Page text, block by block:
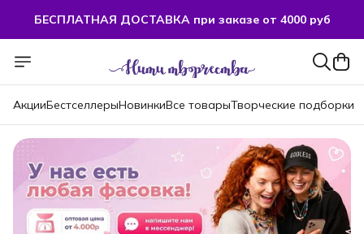
БЕСПЛАТНАЯ ДОСТАВКА при заказе от 4000 руб
БЕСПЛАТНАЯ ДОСТАВКА при заказе от 4000 руб
АкцииБестселлерыНовинкиВсе товарыТворческие подборки